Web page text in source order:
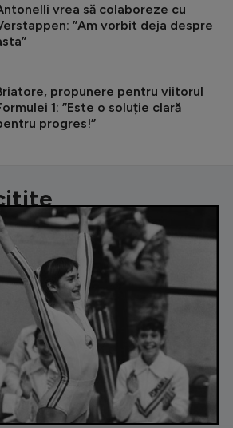
vrea să colaboreze cu
”Am vorbit deja despre
propunere pentru viitorul
1: ”Este o soluție clară
progres!”